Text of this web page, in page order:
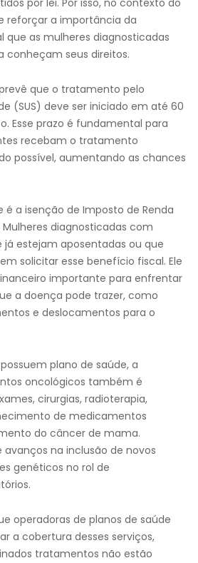
por lei. Por isso, no contexto do
reforçar a importância da
que as mulheres diagnosticadas
seus direitos.
que o tratamento pelo
(SUS) deve ser iniciado em até 60
Esse prazo é fundamental para
recebam o tratamento
possível, aumentando as chances
a isenção de Imposto de Renda
diagnosticadas com
estejam aposentadas ou que
solicitar esse benefício fiscal. Ele
importante para enfrentar
a doença pode trazer, como
e deslocamentos para o
plano de saúde, a
oncológicos também é
cirurgias, radioterapia,
de medicamentos
do câncer de mama.
na inclusão de novos
genéticos no rol de
operadoras de planos de saúde
a cobertura desses serviços,
tratamentos não estão